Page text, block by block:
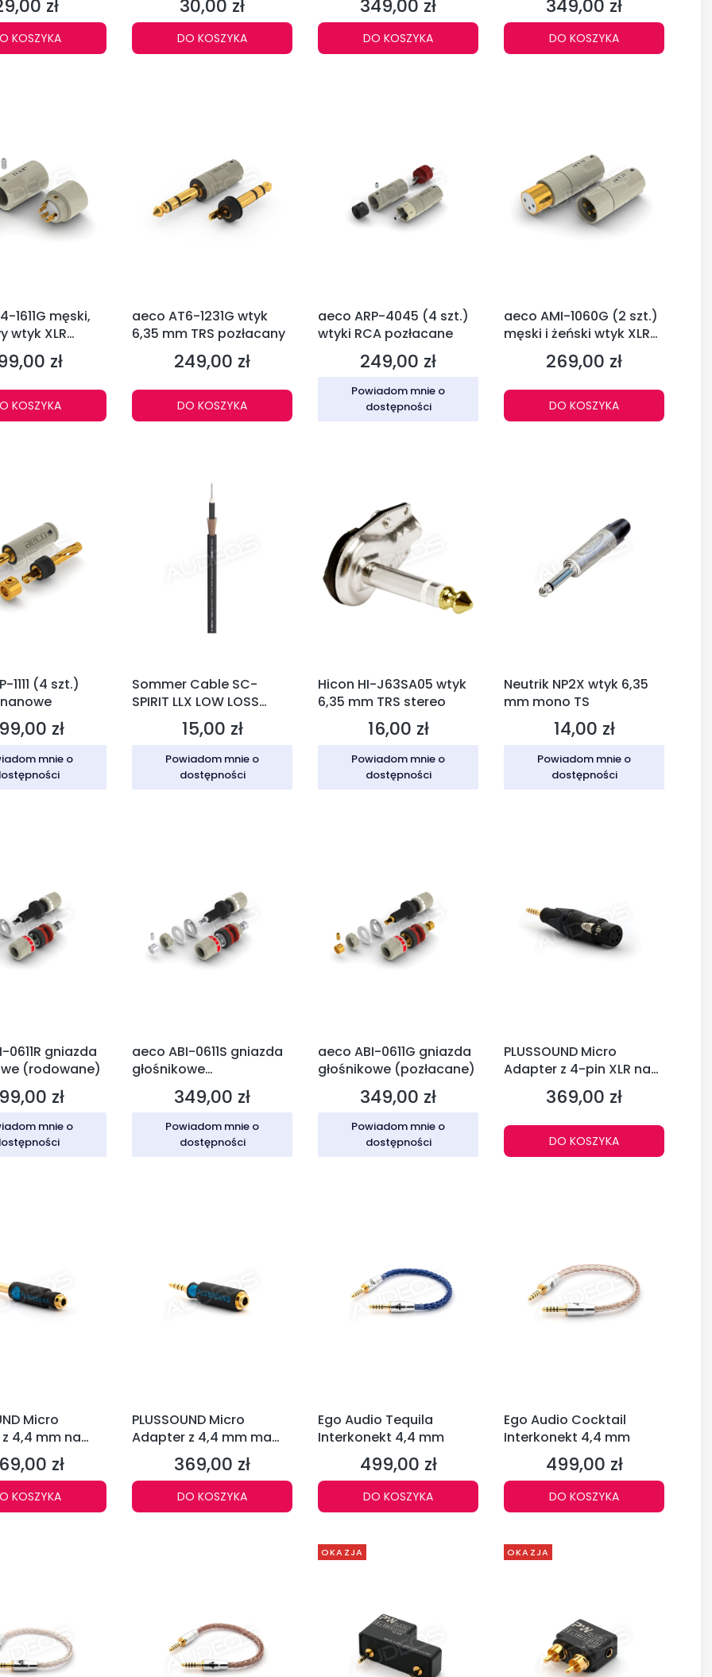
zł
KOSZYKA
Cena
30,00 zł
DO KOSZYKA
Cena
349,00 zł
DO KOSZYKA
Cena
349,00 zł
DO KOSZYKA
1611G męski,
wtyk XLR
zł
KOSZYKA
aeco AT6-1231G wtyk
6,35 mm TRS pozłacany
Cena
249,00 zł
DO KOSZYKA
aeco ARP-4045 (4 szt.)
wtyki RCA pozłacane
Cena
249,00 zł
Powiadom mnie o
dostępności
aeco AMI-1060G (2 szt.)
męski i żeński wtyk XLR
pozłacany
Cena
269,00 zł
DO KOSZYKA
1111 (4 szt.)
zł
mnie o
Sommer Cable SC-
SPIRIT LLX LOW LOSS
kabel instrumentalny
Cena
15,00 zł
Powiadom mnie o
dostępności
Hicon HI-J63SA05 wtyk
6,35 mm TRS stereo
Cena
16,00 zł
Powiadom mnie o
dostępności
Neutrik NP2X wtyk 6,35
mm mono TS
Cena
14,00 zł
Powiadom mnie o
dostępności
0611R gniazda
(rodowane)
zł
mnie o
aeco ABI-0611S gniazda
głośnikowe
(posrebrzane)
Cena
349,00 zł
Powiadom mnie o
dostępności
aeco ABI-0611G gniazda
głośnikowe (pozłacane)
Cena
349,00 zł
Powiadom mnie o
dostępności
PLUSSOUND Micro
Adapter z 4-pin XLR na
4,4 mm (PPH)
Cena
369,00 zł
DO KOSZYKA
Micro
4,4 mm na
(PPH) zł
KOSZYKA
PLUSSOUND Micro
Adapter z 4,4 mm ma
3,5 mm (PPH)
Cena
369,00 zł
DO KOSZYKA
Ego Audio Tequila
Interkonekt 4,4 mm
Cena
499,00 zł
DO KOSZYKA
Ego Audio Cocktail
Interkonekt 4,4 mm
Cena
499,00 zł
DO KOSZYKA
OKAZJA OKAZJA